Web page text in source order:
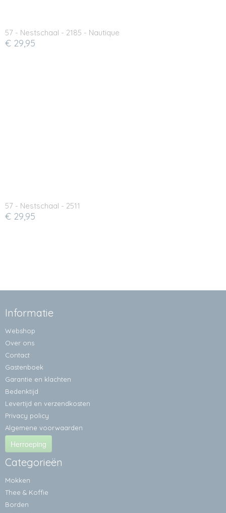
57 - Nestschaal - 2185 - Nautique
€ 29,95
57 - Nestschaal - 2511
€ 29,95
Informatie
Webshop
Over ons
Contact
Gastenboek
Garantie en klachten
Bedenktijd
Levertijd en verzendkosten
Privacy policy
Algemene voorwaarden
Herroeping
Categorieën
Mokken
Thee & Koffie
Borden